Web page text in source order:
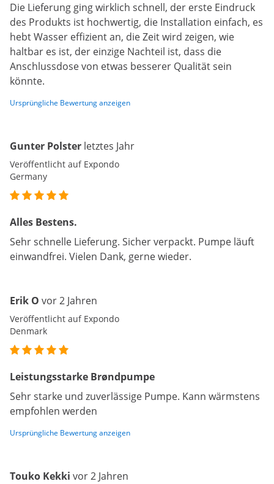
Die Lieferung ging wirklich schnell, der erste Eindruck
des Produkts ist hochwertig, die Installation einfach, es
hebt Wasser effizient an, die Zeit wird zeigen, wie
haltbar es ist, der einzige Nachteil ist, dass die
Anschlussdose von etwas besserer Qualität sein
könnte.
Ursprüngliche Bewertung anzeigen
Gunter Polster letztes Jahr
Veröffentlicht auf Expondo
Germany
Alles Bestens.
Sehr schnelle Lieferung. Sicher verpackt. Pumpe läuft
einwandfrei. Vielen Dank, gerne wieder.
Erik O vor 2 Jahren
Veröffentlicht auf Expondo
Denmark
Leistungsstarke Brøndpumpe
Sehr starke und zuverlässige Pumpe. Kann wärmstens
empfohlen werden
Ursprüngliche Bewertung anzeigen
Touko Kekki vor 2 Jahren